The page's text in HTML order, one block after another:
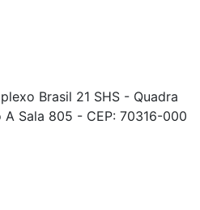
Brasil 21 SHS - Quadra
Sala 805 - CEP: 70316-000